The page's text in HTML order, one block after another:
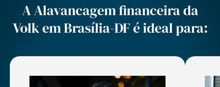
A Alavancagem financeira da
Volk em Brasília-DF é ideal para: